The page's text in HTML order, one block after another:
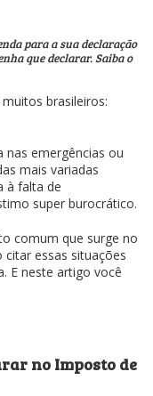
para a sua declaração
que declarar. Saiba o
brasileiros:
emergências ou
mais variadas
à falta de
super burocrático.
comum que surge no
essas situações
E neste artigo você
no Imposto de